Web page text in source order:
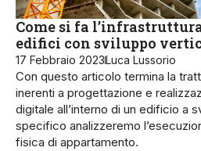
Come si fa
edifici con sviluppo
17 Febbraio 2023Luca Lussorio
Con questo articolo termina la
inerenti a progettazione e
digitale all’interno di un edificio a
specifico analizzeremo
fisica di appartamento.